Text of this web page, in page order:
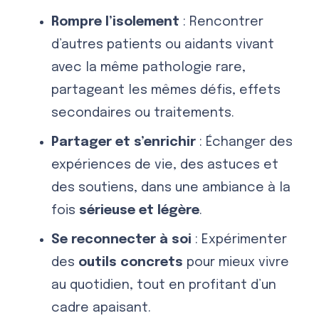
Rompre l’isolement : Rencontrer
d’autres patients ou aidants vivant
avec la même pathologie rare,
partageant les mêmes défis, effets
secondaires ou traitements.
Partager et s’enrichir : Échanger des
expériences de vie, des astuces et
des soutiens, dans une ambiance à la
fois sérieuse et légère.
Se reconnecter à soi : Expérimenter
des outils concrets pour mieux vivre
au quotidien, tout en profitant d’un
cadre apaisant.